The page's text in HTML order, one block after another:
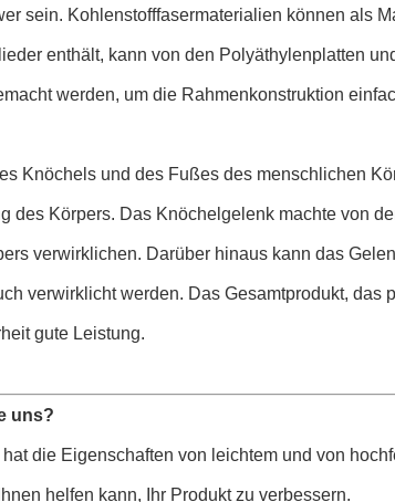
sein. Kohlenstofffasermaterialien können als
enthält, kann von den Polyäthylenplatten
werden, um die Rahmenkonstruktion
Knöchels und des Fußes des menschlichen
des Körpers. Das Knöchelgelenk machte von
verwirklichen. Darüber hinaus kann das
verwirklicht werden. Das Gesamtprodukt, das
gute Leistung.
uns?
die Eigenschaften von leichtem und von
helfen kann, Ihr Produkt zu verbessern.